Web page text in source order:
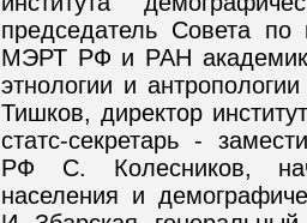
председатель Совета по
МЭРТ РФ и РАН академик
этнологии и
Тишков, директор
статс-секретарь -
РФ С. Колесников,
населения и